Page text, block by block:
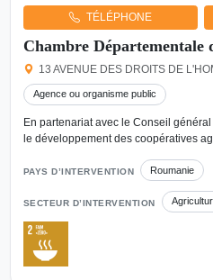
TÉLÉPHONE
Chambre
13 AVENUE DES DROITS DE
Agence ou organisme public
En partenariat avec le Conseil
le développement des coopératives
PAYS D’INTERVENTION Roumanie
SECTEUR D’INTERVENTION